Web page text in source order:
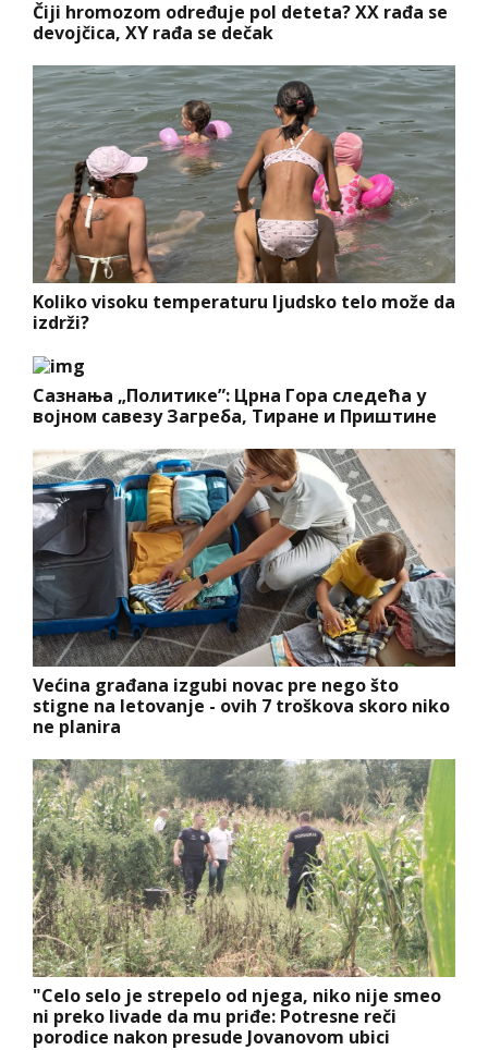
Čiji hromozom određuje pol deteta? XX rađa se
devojčica, XY rađa se dečak
Koliko visoku temperaturu ljudsko telo može da
izdrži?
Сазнања „Политике”: Црна Гора следећа у
војном савезу Загреба, Тиране и Приштине
Većina građana izgubi novac pre nego što
stigne na letovanje - ovih 7 troškova skoro niko
ne planira
"Celo selo je strepelo od njega, niko nije smeo
ni preko livade da mu priđe: Potresne reči
porodice nakon presude Jovanovom ubici